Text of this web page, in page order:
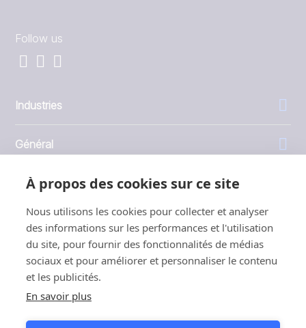
À propos des cookies sur ce site
Nous utilisons les cookies pour collecter et analyser
des informations sur les performances et l'utilisation
du site, pour fournir des fonctionnalités de médias
sociaux et pour améliorer et personnaliser le contenu
et les publicités.
En savoir plus
Follow us
Industries
Général
Entreprise
Investisseurs
1999 - 2026 © JBT Marel